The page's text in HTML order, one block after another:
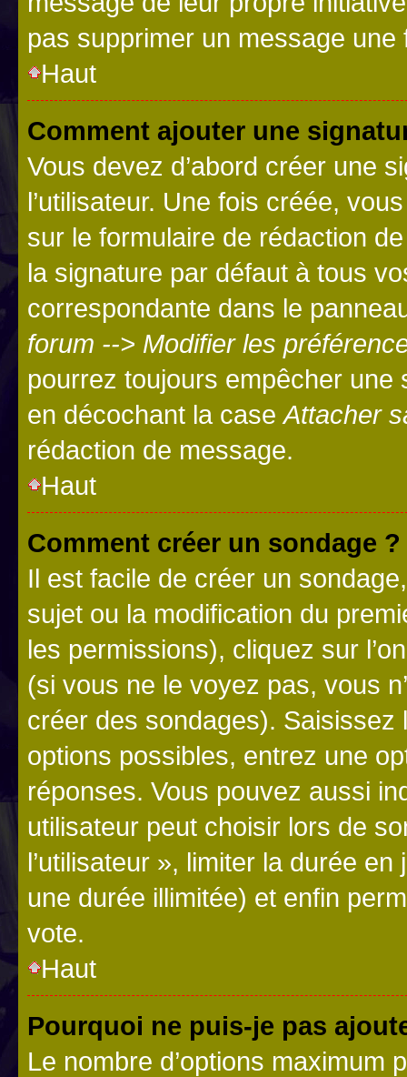
pas supprimer un message une
Haut
Comment ajouter une
Vous devez d’abord créer une
l’utilisateur. Une fois créée,
sur le formulaire de rédaction
la signature par défaut à tous
correspondante dans le
forum --> Modifier les
pourrez toujours empêcher une
en décochant la case Attacher
rédaction de message.
Haut
Comment créer un sondage ?
Il est facile de créer un
sujet ou la modification du
les permissions), cliquez sur
(si vous ne le voyez pas, vous
créer des sondages).
options possibles, entrez une
réponses. Vous pouvez aussi
utilisateur peut choisir lors de
l’utilisateur », limiter la durée
une durée illimitée) et enfin
vote.
Haut
Pourquoi ne puis-je pas
Le nombre d’options maximum